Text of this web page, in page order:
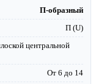
П-образный
П (U)
центральной
От 6 до 14